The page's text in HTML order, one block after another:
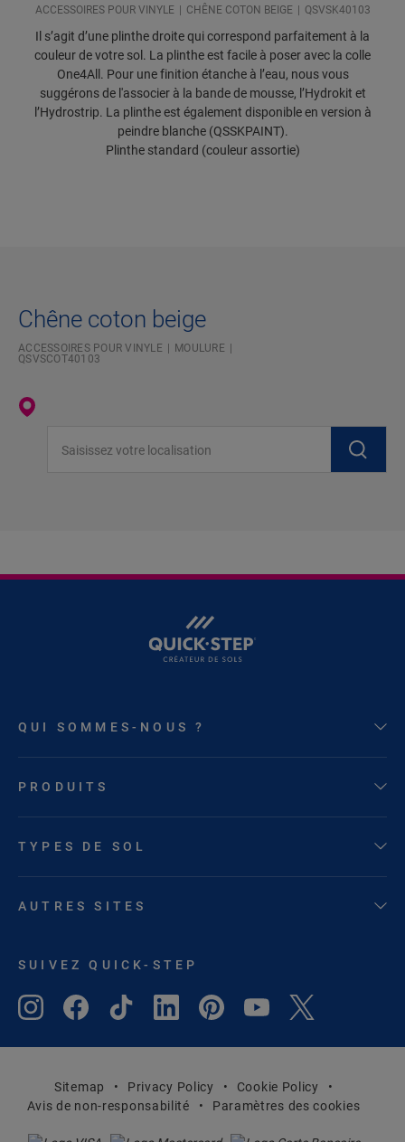
ACCESSOIRES POUR VINYLE CHÊNE COTON BEIGE QSVSK40103
Il s’agit d’une plinthe droite qui correspond parfaitement à la
couleur de votre sol. La plinthe est facile à poser avec la colle
One4All. Pour une finition étanche à l’eau, nous vous
suggérons de l'associer à la bande de mousse, l’Hydrokit et
l’Hydrostrip. La plinthe est également disponible en version à
peindre blanche (QSSKPAINT).
Plinthe standard (couleur assortie)
Chêne coton beige
ACCESSOIRES POUR VINYLE
MOULURE
QSVSCOT40103
QUI SOMMES-NOUS ?
PRODUITS
TYPES DE SOL
AUTRES SITES
SUIVEZ QUICK-STEP
Sitemap Privacy Policy
Cookie Policy
Avis de non-responsabilité
Paramètres des cookies